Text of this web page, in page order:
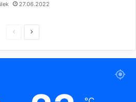
27.06.2022
c
n